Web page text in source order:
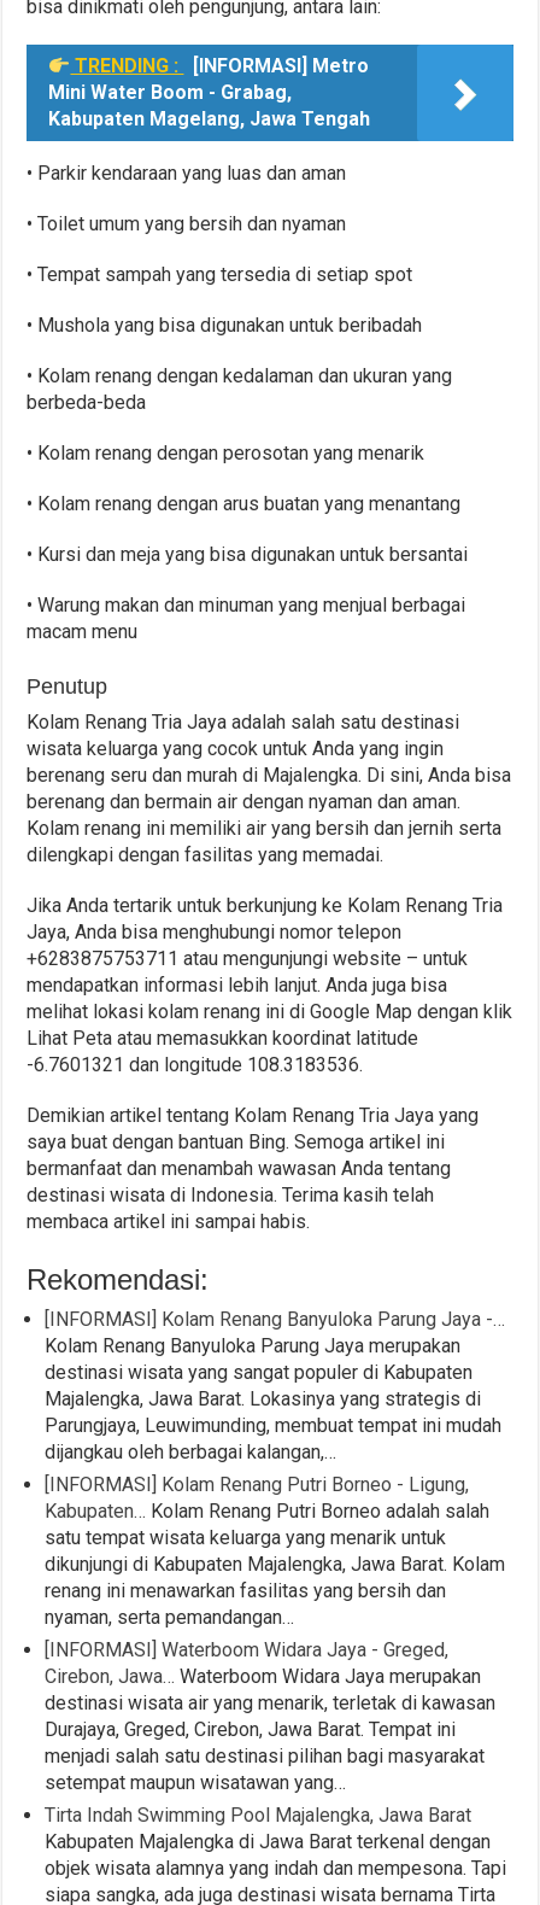
bisa dinikmati oleh pengunjung, antara lain:
TRENDING :
[INFORMASI] Metro
Mini Water Boom - Grabag,
Kabupaten Magelang, Jawa Tengah
• Parkir kendaraan yang luas dan aman
• Toilet umum yang bersih dan nyaman
• Tempat sampah yang tersedia di setiap spot
• Mushola yang bisa digunakan untuk beribadah
• Kolam renang dengan kedalaman dan ukuran yang
berbeda-beda
• Kolam renang dengan perosotan yang menarik
• Kolam renang dengan arus buatan yang menantang
• Kursi dan meja yang bisa digunakan untuk bersantai
• Warung makan dan minuman yang menjual berbagai
macam menu
Penutup
Kolam Renang Tria Jaya adalah salah satu destinasi
wisata keluarga yang cocok untuk Anda yang ingin
berenang seru dan murah di Majalengka. Di sini, Anda bisa
berenang dan bermain air dengan nyaman dan aman.
Kolam renang ini memiliki air yang bersih dan jernih serta
dilengkapi dengan fasilitas yang memadai.
Jika Anda tertarik untuk berkunjung ke Kolam Renang Tria
Jaya, Anda bisa menghubungi nomor telepon
+6283875753711 atau mengunjungi website – untuk
mendapatkan informasi lebih lanjut. Anda juga bisa
melihat lokasi kolam renang ini di Google Map dengan klik
Lihat Peta atau memasukkan koordinat latitude
-6.7601321 dan longitude 108.3183536.
Demikian artikel tentang Kolam Renang Tria Jaya yang
saya buat dengan bantuan Bing. Semoga artikel ini
bermanfaat dan menambah wawasan Anda tentang
destinasi wisata di Indonesia. Terima kasih telah
membaca artikel ini sampai habis.
Rekomendasi:
[INFORMASI] Kolam Renang Banyuloka Parung Jaya -…
Kolam Renang Banyuloka Parung Jaya merupakan
destinasi wisata yang sangat populer di Kabupaten
Majalengka, Jawa Barat. Lokasinya yang strategis di
Parungjaya, Leuwimunding, membuat tempat ini mudah
dijangkau oleh berbagai kalangan,…
[INFORMASI] Kolam Renang Putri Borneo - Ligung,
Kabupaten… Kolam Renang Putri Borneo adalah salah
satu tempat wisata keluarga yang menarik untuk
dikunjungi di Kabupaten Majalengka, Jawa Barat. Kolam
renang ini menawarkan fasilitas yang bersih dan
nyaman, serta pemandangan…
[INFORMASI] Waterboom Widara Jaya - Greged,
Cirebon, Jawa… Waterboom Widara Jaya merupakan
destinasi wisata air yang menarik, terletak di kawasan
Durajaya, Greged, Cirebon, Jawa Barat. Tempat ini
menjadi salah satu destinasi pilihan bagi masyarakat
setempat maupun wisatawan yang…
Tirta Indah Swimming Pool Majalengka, Jawa Barat
Kabupaten Majalengka di Jawa Barat terkenal dengan
objek wisata alamnya yang indah dan mempesona. Tapi
siapa sangka, ada juga destinasi wisata bernama Tirta